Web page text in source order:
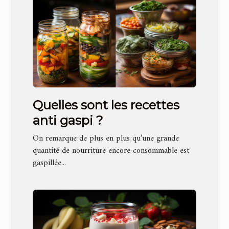
Quelles sont les recettes
anti gaspi ?
On remarque de plus en plus qu’une grande
quantité de nourriture encore consommable est
gaspillée...